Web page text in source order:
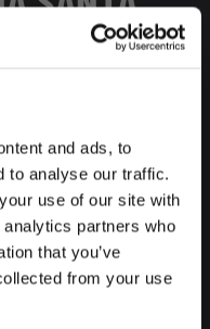
and ads, to
to analyse our traffic.
use of our site with
partners who
that you’ve
from your use
y la intimidad para
como la Twin Room,
privado completo con
wifi gratis y unas